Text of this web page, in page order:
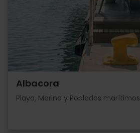
Albacora
Playa, Marina y Poblados marítimos